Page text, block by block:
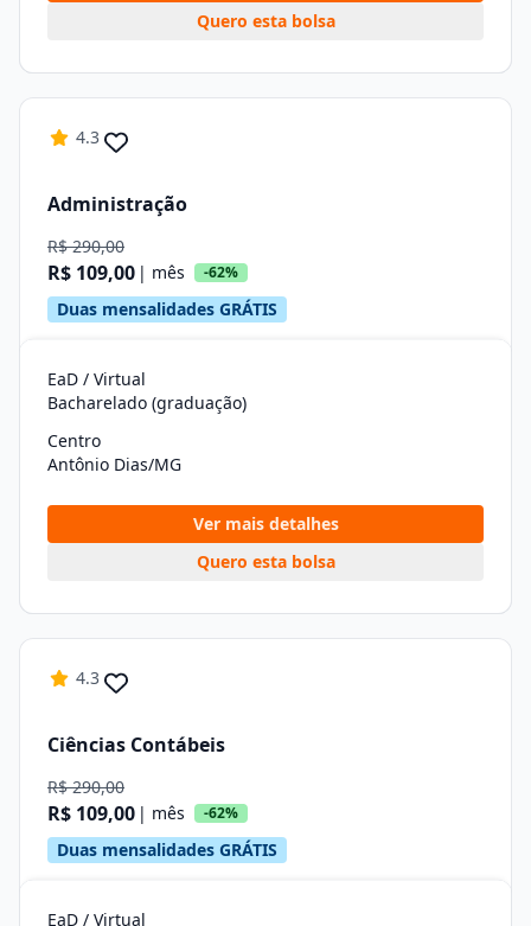
Quero esta bolsa
4.3
Administração
R$ 290,00
R$ 109,00 | mês -62%
Duas mensalidades GRÁTIS
EaD / Virtual
Bacharelado (graduação)
Centro
Antônio Dias/MG
Ver mais detalhes
Quero esta bolsa
4.3
Ciências Contábeis
R$ 290,00
R$ 109,00 | mês -62%
Duas mensalidades GRÁTIS
EaD / Virtual